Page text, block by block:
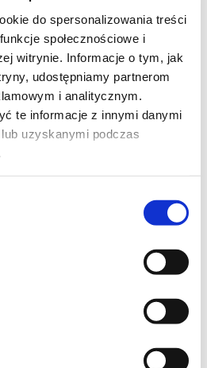
do spersonalizowania treści
społecznościowe i
witrynie. Informacje o tym, jak
udostępniamy partnerom
i analitycznym.
te informacje z innymi danymi
uzyskanymi podczas
imbiru
(z puszki)